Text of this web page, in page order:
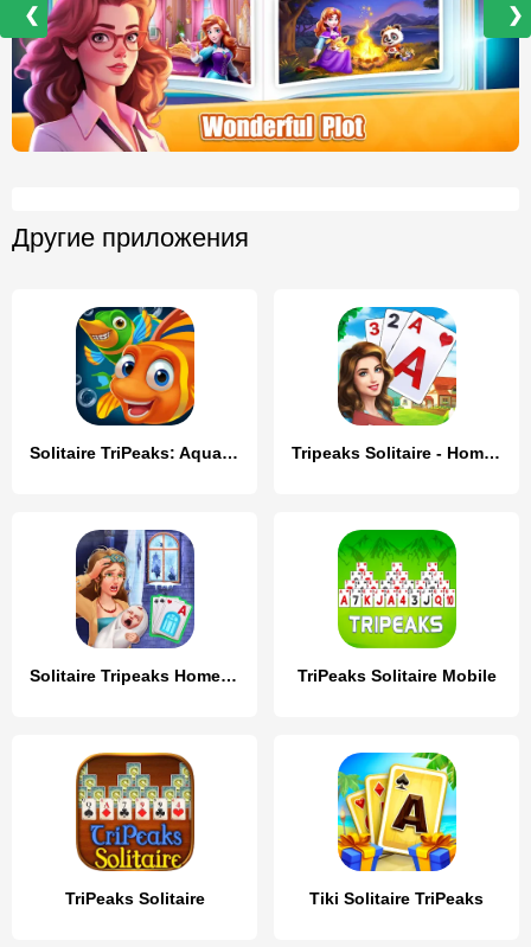
❮ ❯
Другие приложения
Solitaire TriPeaks: Aquarium Tripeaks Solitaire - Home Town
Solitaire Tripeaks Home: Merge TriPeaks Solitaire Mobile
TriPeaks Solitaire Tiki Solitaire TriPeaks